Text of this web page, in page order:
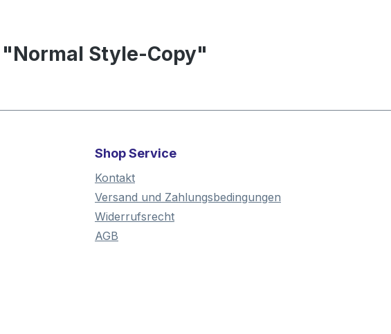
Style-Copy"
Shop Service
Kontakt
Versand und Zahlungsbedingungen
Widerrufsrecht
AGB